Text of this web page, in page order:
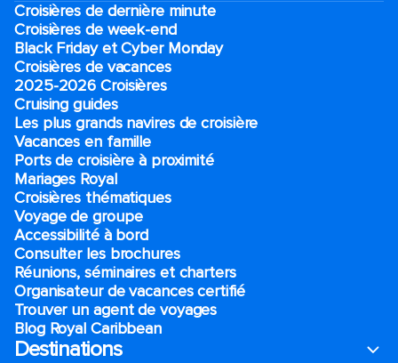
Croisières de dernière minute
Croisières de week-end
Black Friday et Cyber Monday
Croisières de vacances
2025-2026 Croisières
Cruising guides
Les plus grands navires de croisière
Vacances en famille
Ports de croisière à proximité
Mariages Royal
Croisières thématiques
Voyage de groupe​
Accessibilité à bord​
Consulter les brochures
Réunions, séminaires et charters
Organisateur de vacances certifié
Trouver un agent de voyages
Blog Royal Caribbean
Destinations